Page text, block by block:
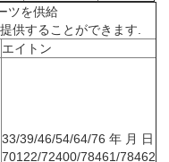
ツを供給
供することができます.
エイトン
33/39/46/54/64/76 年 月 日
70122/72400/78461/78462